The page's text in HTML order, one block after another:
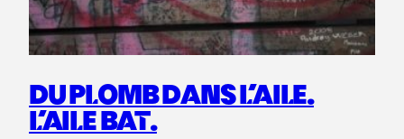
DU PLOMB DANS L’AILE.
L’AILE BAT.